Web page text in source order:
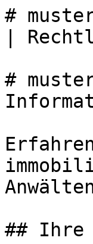
#
|
#
## Ihre